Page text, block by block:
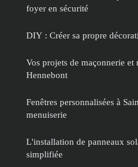
foyer en sécurité
DIY : Créer sa propre
Vos projets de maçonnerie
Hennebont
Fenêtres personnalisées à
menuiserie
L'installation de panneaux
simplifiée